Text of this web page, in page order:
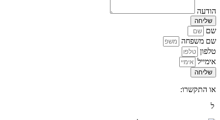
הודעה
שליחה
שם
שם משפחה
טלפון
אימייל
שליחה
או התקשרו:
ל